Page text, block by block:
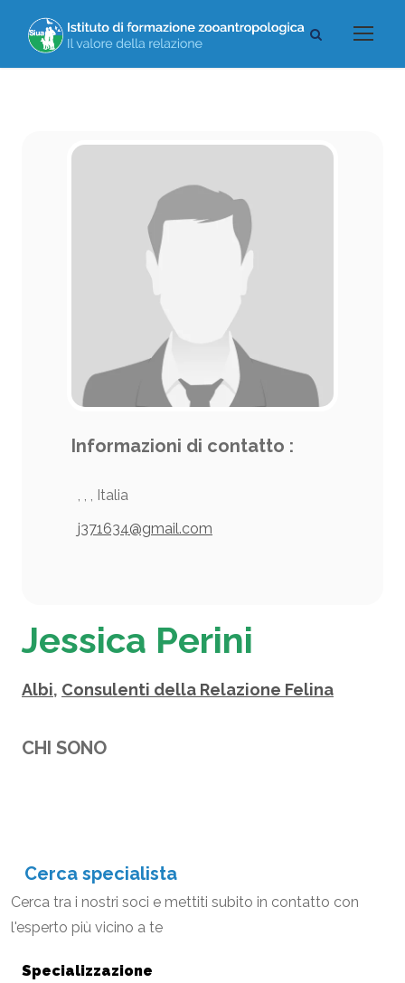
Informazioni di contatto :
, , , Italia
j371634@gmail.com
Jessica Perini
Albi, Consulenti della Relazione Felina
CHI SONO
Cerca specialista
Cerca tra i nostri soci e mettiti subito in contatto con
l'esperto più vicino a te
Specializzazione